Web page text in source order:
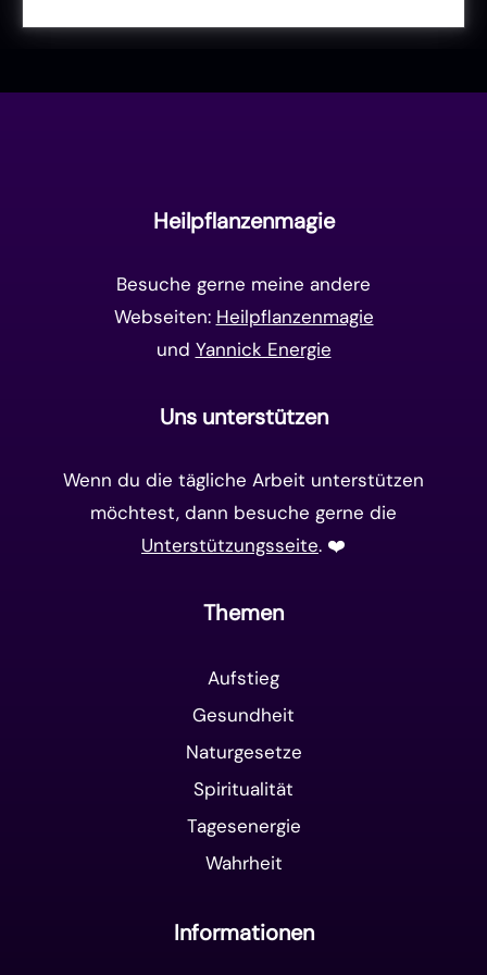
Heilpflanzenmagie
Besuche gerne meine andere
Webseiten: Heilpflanzenmagie
und Yannick Energie
Uns unterstützen
Wenn du die tägliche Arbeit unterstützen
möchtest, dann besuche gerne die
Unterstützungsseite. ❤️️
Themen
Aufstieg
Gesundheit
Naturgesetze
Spiritualität
Tagesenergie
Wahrheit
Informationen